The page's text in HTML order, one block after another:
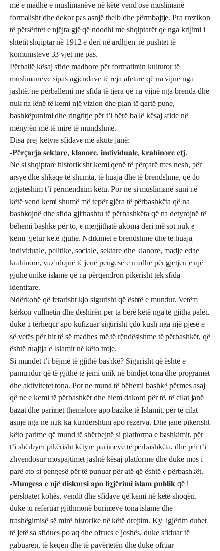
më e madhe e muslimanëve në këtë vend ose muslimanë
formalisht dhe dekor pas asnjë thelb dhe përmbajtje. Pra rrezikon
të përsëritet e njëjta gjë që ndodhi me shqiptarët që nga krijimi i
shtetit shqiptar në 1912 e deri në ardhjen në pushtet të
komunistëve 33 vjet më pas.
Përballë kësaj sfide madhore për formatimin kulturor të
muslimanëve sipas agjendave të reja afetare që na vijnë nga
jashtë, ne përballemi me sfida të tjera që na vijnë nga brenda dhe
nuk na lënë të kemi një vizion dhe plan të qartë pune,
bashkëpunimi dhe ringritje për t’i bërë ballë kësaj sfide në
mënyrën më të mirë të mundshme.
Disa prej këtyre sfidave më akute janë:
-𝐏ë𝐫ç𝐚𝐫𝐣𝐚 𝐬𝐞𝐤𝐭𝐚𝐫𝐞, 𝐤𝐥𝐚𝐧𝐨𝐫𝐞, 𝐢𝐧𝐝𝐢𝐯𝐢𝐝𝐮𝐚𝐥𝐞, 𝐤𝐫𝐚𝐡𝐢𝐧𝐨𝐫𝐞 𝐞𝐭𝐣.
Ne si shqiptarë historikisht kemi qenë të përçarë mes nesh, për
arsye dhe shkaqe të shumta, të huaja dhe të brendshme, që do
zgjateshim t’i përmendnim këtu. Por ne si muslimanë suni në
këtë vend kemi shumë më tepër gjëra të përbashkëta që na
bashkojnë dhe sfida gjithashtu të përbashkëta që na detyrojnë të
bëhemi bashkë për to, e megjithatë akoma deri më sot nuk e
kemi gjetur këtë gjuhë. Ndikimet e brendshme dhe të huaja,
individuale, politike, sociale, sektare dhe klanore, madje edhe
krahinore, vazhdojnë të jenë pengesë e madhe për gjetjen e një
gjuhe unike islame që na përqendron pikërisht tek sfida
identitare.
Ndërkohë që fetarisht kjo sigurisht që është e mundur. Vetëm
kërkon vullnetin dhe dëshirën për ta bërë këtë nga të gjitha palët,
duke u tërhequr apo kufizuar sigurisht çdo kush nga një pjesë e
së vetës për hir të së madhes më të rëndësishme të përbashkët, që
është ruajtja e Islamit në këto troje.
Si mundet t’i bëjmë të gjithë bashkë? Sigurisht që është e
pamundur që të gjithë të jemi unik në bindjet tona dhe programet
dhe aktivitetet tona. Por ne mund të bëhemi bashkë përmes asaj
që ne e kemi të përbashkët dhe biem dakord për të, të cilat janë
bazat dhe parimet themelore apo bazike të Islamit, për të cilat
asnjë nga ne nuk ka kundërshtim apo rezerva. Dhe janë pikërisht
këto parime që mund të shërbejnë si platforma e bashkimit, për
t’i shërbyer pikërisht këtyre parimeve të përbashkëta, dhe për t’i
zhvendosur mospajtimet jashtë kësaj platforme dhe duke mos i
parë ato si pengesë për të punuar për atë që është e përbashkët.
-𝐌𝐮𝐧𝐠𝐞𝐬𝐚 𝐞 𝐧𝐣ë 𝐝𝐢𝐬𝐤𝐮𝐫𝐬𝐢 𝐚𝐩𝐨 𝐥𝐢𝐠𝐣ë𝐫𝐢𝐦𝐢 𝐢𝐬𝐥𝐚𝐦 𝐩𝐮𝐛𝐥𝐢𝐤 që i
përshtatet kohës, vendit dhe sfidave që kemi në këtë shoqëri,
duke iu referuar gjithmonë burimeve tona islame dhe
trashëgimisë së mirë historike në këtë drejtim. Ky ligjërim duhet
të jetë sa sfidues po aq dhe ofrues e joshës, duke sfiduar të
gabuarën, të keqen dhe të pavërtetën dhe duke ofruar